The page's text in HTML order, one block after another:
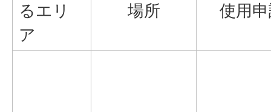
るエリ
ア
場所 使用